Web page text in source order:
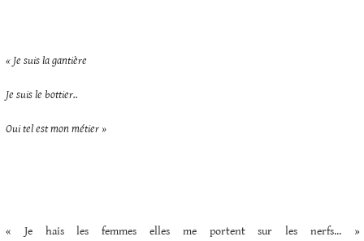
« Je suis la gantière
Je suis le bottier..
Oui tel est mon métier »
« Je hais les femmes elles me portent sur les nerfs… »